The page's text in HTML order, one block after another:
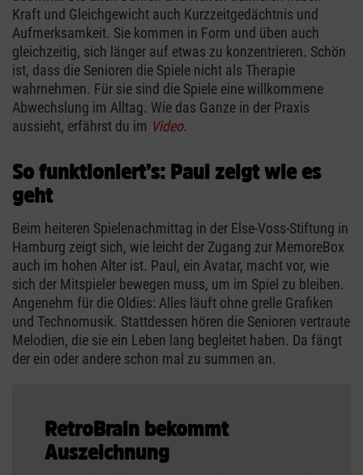
Kraft und Gleichgewicht auch Kurzzeitgedächtnis und
Aufmerksamkeit. Sie kommen in Form und üben auch
gleichzeitig, sich länger auf etwas zu konzentrieren. Schön
ist, dass die Senioren die Spiele nicht als Therapie
wahrnehmen. Für sie sind die Spiele eine willkommene
Abwechslung im Alltag. Wie das Ganze in der Praxis
aussieht, erfährst du im Video.
So funktioniert’s: Paul zeigt wie es
geht
Beim heiteren Spielenachmittag in der Else-Voss-Stiftung in
Hamburg zeigt sich, wie leicht der Zugang zur MemoreBox
auch im hohen Alter ist. Paul, ein Avatar, macht vor, wie
sich der Mitspieler bewegen muss, um im Spiel zu bleiben.
Angenehm für die Oldies: Alles läuft ohne grelle Grafiken
und Technomusik. Stattdessen hören die Senioren vertraute
Melodien, die sie ein Leben lang begleitet haben. Da fängt
der ein oder andere schon mal zu summen an.
RetroBrain bekommt
Auszeichnung